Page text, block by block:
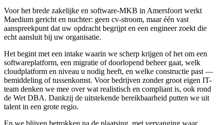
Voor het brede zakelijke en software-MKB in Amersfoort werkt
Maedium gericht en nuchter: geen cv-stroom, maar één vast
aanspreekpunt dat uw opdracht begrijpt en een engineer zoekt die
echt aansluit bij uw organisatie.
Het begint met een intake waarin we scherp krijgen of het om een
softwareplatform, een migratie of doorlopend beheer gaat, welk
cloudplatform en niveau u nodig heeft, en welke constructie past —
bemiddeling of tussenkomst. Voor bedrijven zonder groot eigen IT-
team denken we mee over wat realistisch en compliant is, ook rond
de Wet DBA. Dankzij de uitstekende bereikbaarheid putten we uit
talent in een grote regio.
En we blijven betrokken na de plaatsing, met vervanging waar